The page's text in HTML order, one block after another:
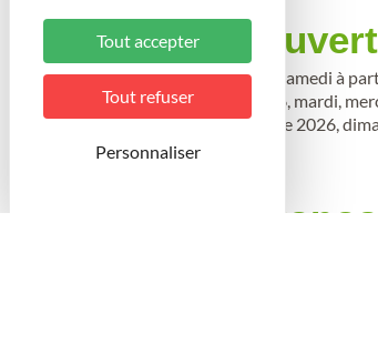
Période
Du 1 mai au 31 août 2026, samedi à
Du 6 juillet au 21 août 2026, mardi,
Du 16 août au 30 septembre 2026,
Activités
Tout accepter
Tout refuser
Personnaliser